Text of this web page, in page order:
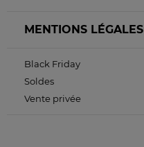
MENTIONS LÉGALES
Black Friday
Soldes
Vente privée